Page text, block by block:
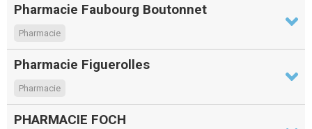
Pharmacie Faubourg Boutonnet
Pharmacie
Pharmacie Figuerolles
Pharmacie
PHARMACIE FOCH